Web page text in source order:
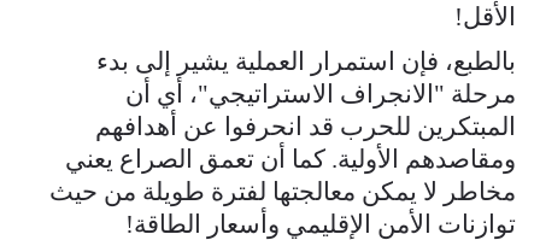
الأقل!
بالطبع، فإن استمرار العملية يشير إلى بدء
مرحلة "الانجراف الاستراتيجي"، أي أن
المبتكرين للحرب قد انحرفوا عن أهدافهم
ومقاصدهم الأولية. كما أن تعمق الصراع يعني
مخاطر لا يمكن معالجتها لفترة طويلة من حيث
توازنات الأمن الإقليمي وأسعار الطاقة!